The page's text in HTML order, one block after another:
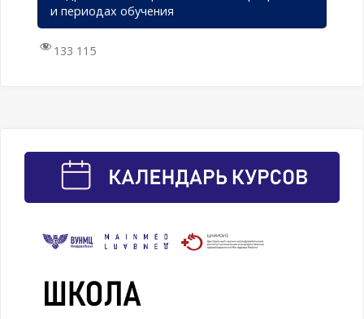
и периодах обучения
133 115